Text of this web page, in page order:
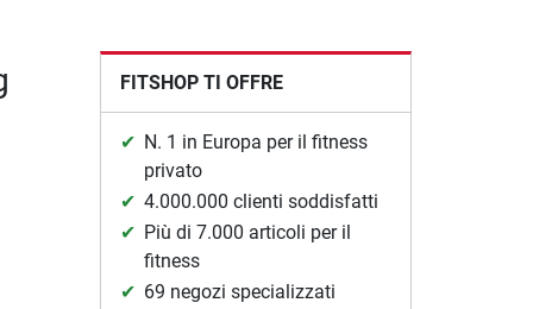
FITSHOP TI OFFRE
N. 1 in Europa per il fitness
privato
4.000.000 clienti soddisfatti
Più di 7.000 articoli per il
fitness
69 negozi specializzati